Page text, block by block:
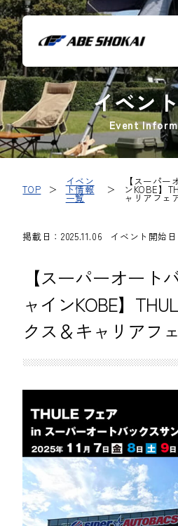
イベン
Event
TOP ＞
イベン
ト情報
一覧
＞
【スーパ
ンKOBE】
ャリアフェ
掲載日：2025.11.06 イベント開始日
【スーパーオート
ャインKOBE】
クス＆キャリアフ